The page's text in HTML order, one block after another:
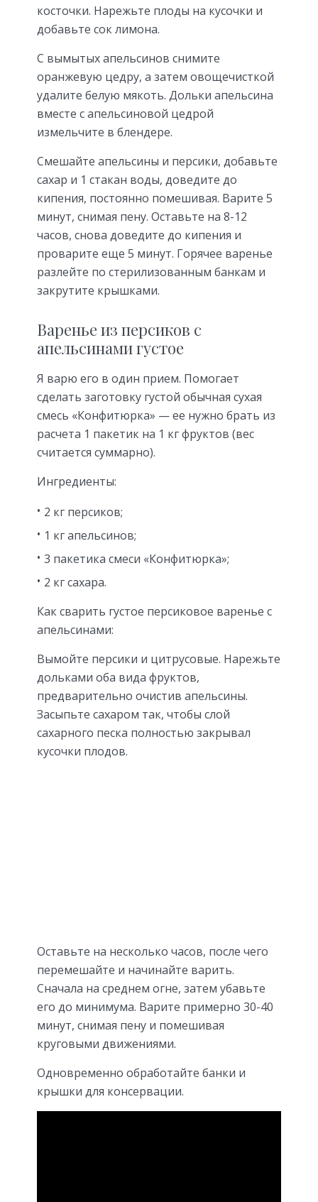
косточки. Нарежьте плоды на кусочки и
добавьте сок лимона.
С вымытых апельсинов снимите
оранжевую цедру, а затем овощечисткой
удалите белую мякоть. Дольки апельсина
вместе с апельсиновой цедрой
измельчите в блендере.
Смешайте апельсины и персики, добавьте
сахар и 1 стакан воды, доведите до
кипения, постоянно помешивая. Варите 5
минут, снимая пену. Оставьте на 8-12
часов, снова доведите до кипения и
проварите еще 5 минут. Горячее варенье
разлейте по стерилизованным банкам и
закрутите крышками.
Варенье из персиков с
апельсинами густое
Я варю его в один прием. Помогает
сделать заготовку густой обычная сухая
смесь «Конфитюрка» — ее нужно брать из
расчета 1 пакетик на 1 кг фруктов (вес
считается суммарно).
Ингредиенты:
2 кг персиков;
1 кг апельсинов;
3 пакетика смеси «Конфитюрка»;
2 кг сахара.
Как сварить густое персиковое варенье с
апельсинами:
Вымойте персики и цитрусовые. Нарежьте
дольками оба вида фруктов,
предварительно очистив апельсины.
Засыпьте сахаром так, чтобы слой
сахарного песка полностью закрывал
кусочки плодов.
Оставьте на несколько часов, после чего
перемешайте и начинайте варить.
Сначала на среднем огне, затем убавьте
его до минимума. Варите примерно 30-40
минут, снимая пену и помешивая
круговыми движениями.
Одновременно обработайте банки и
крышки для консервации.